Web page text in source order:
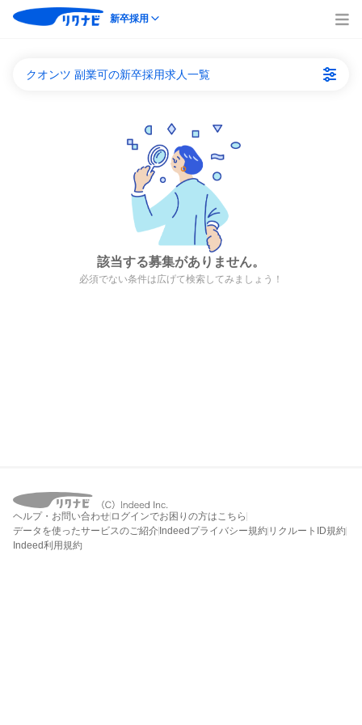
新卒採用
クオンツ 副業可の新卒採用求人一覧
該当する募集がありません。
必須でない条件は広げて検索してみましょう！
ヘルプ・お問い合わせ ログインでお困りの方はこちら
データを使ったサービスのご紹介 Indeedプライバシー規約 リクルートID規約
Indeed利用規約